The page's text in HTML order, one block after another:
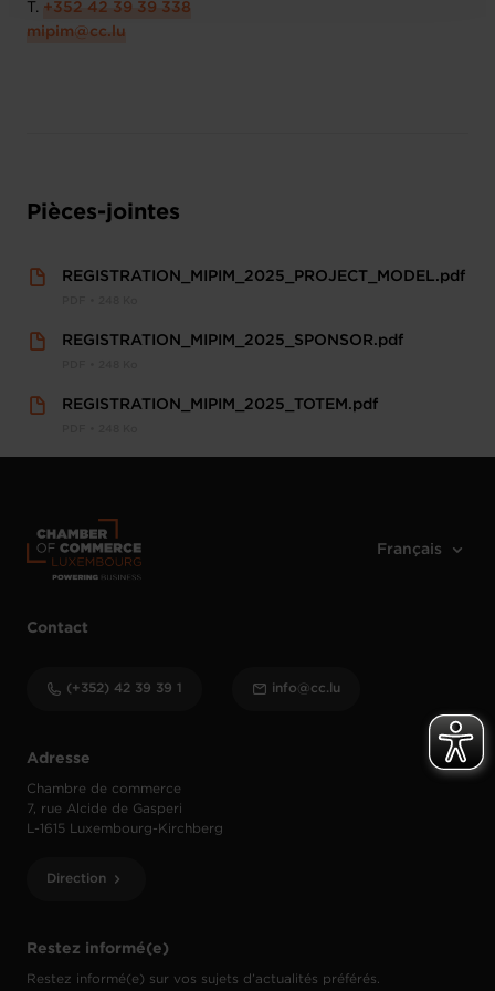
T. +352 42 39 39 338
mipim@cc.lu
Pièces-jointes
REGISTRATION_MIPIM_2025_PROJECT_MODEL.pdf
REGISTRATION_MIPIM_2025_SPONSOR.pdf
REGISTRATION_MIPIM_2025_TOTEM.pdf
Restez informé(e)
Restez informé(e) sur vos sujets d’actualités préférés.
Adresse
Chambre de commerce
7, rue Alcide de Gasperi
L-1615 Luxembourg-Kirchberg
Direction
Contact
(+352) 42 39 39 1 info@cc.lu